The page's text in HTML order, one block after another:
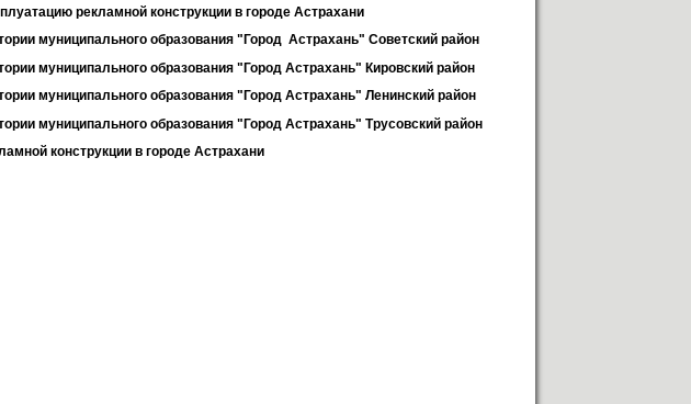
рекламной конструкции в городе Астрахани
муниципального образования "Город  Астрахань" Советский район
муниципального образования "Город Астрахань" Кировский район
муниципального образования "Город Астрахань" Ленинский район
муниципального образования "Город Астрахань" Трусовский район
конструкции в городе Астрахани